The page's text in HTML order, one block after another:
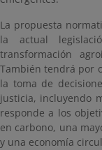
La propuesta
la actual
transformación
También tendrá por
la toma de
justicia, incluyendo
responde a los
en carbono, una
y una economía